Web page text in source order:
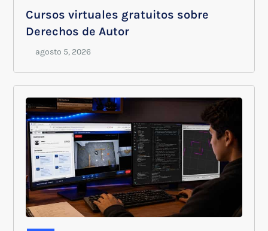
Cursos virtuales gratuitos sobre
Derechos de Autor